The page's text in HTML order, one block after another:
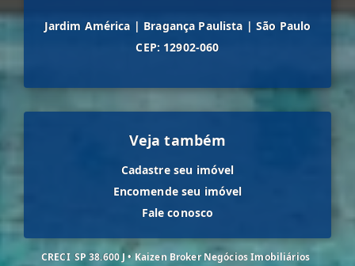
Jardim América | Bragança Paulista | São Paulo
CEP: 12902-060
Veja também
Cadastre seu imóvel
Encomende seu imóvel
Fale conosco
CRECI SP 38.600 J • Kaizen Broker Negócios Imobiliários